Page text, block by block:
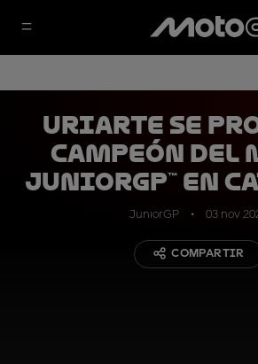
Uriarte se
Campeón del
JuniorGP™ en
JuniorGP 03 nov
COMPARTIR